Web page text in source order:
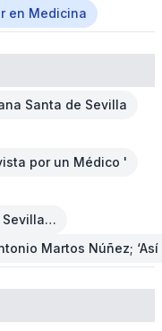
en Medicina
Santa de Sevilla
por un Médico '
Sevilla…
Martos Núñez;